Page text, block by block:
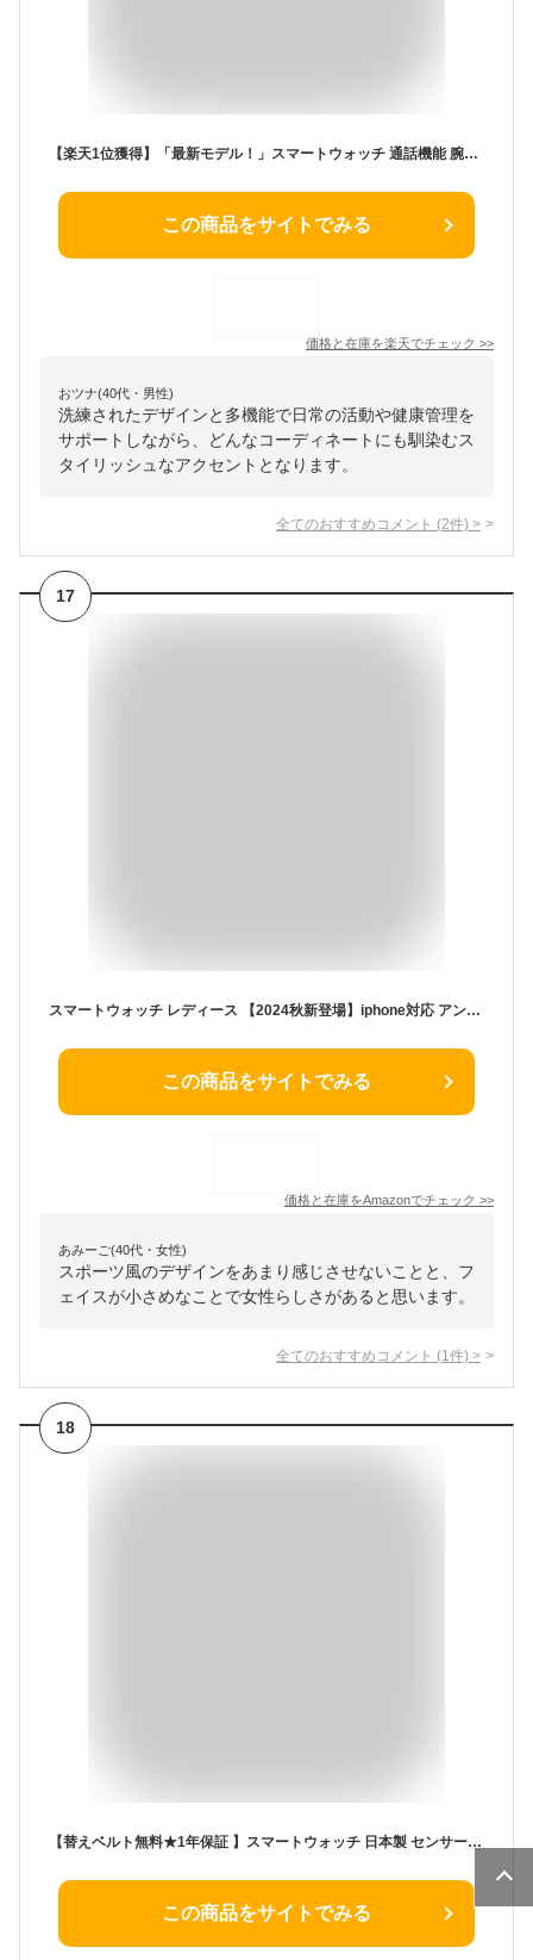
【楽天1位獲得】「最新モデル！」スマートウォッチ 通話機能 腕時計 レディース ブレスレット メンズ 日本製センサー 着信通知 血中酸素 1.81インチ 心拍計 LINE Twitter SNS 運動データ iphone android 睡眠 歩数 IP68 大画面 3ATM防水 睡眠 正規品 父の日 プレゼント
この商品をサイトでみる
価格と在庫を楽天でチェック >>
おツナ(40代・男性)
洗練されたデザインと多機能で日常の活動や健康管理を
サポートしながら、どんなコーディネートにも馴染むス
タイリッシュなアクセントとなります。
全てのおすすめコメント (2件) >
17
スマートウォッチ レディース 【2024秋新登場】iphone対応 アンドロイド対応 1.27インチ Smart Watch 通話機能付き 着信通知 100種類運動モード 300+文字盤自由設定 IP68防水 2種ベルト付き 日本語説明書付き[日本国内ブランド正規品] (pink-1)
この商品をサイトでみる
価格と在庫をAmazonでチェック >>
あみーご(40代・女性)
スポーツ風のデザインをあまり感じさせないことと、フ
ェイスが小さめなことで女性らしさがあると思います。
全てのおすすめコメント (1 件) >
18
【替えベルト無料★1年保証 】スマートウォッチ 日本製 センサー レディース メンズ腕時計 健康管理 iPhone対応 Android 運動モード 天気予報 睡眠検測 防水 line着信通知 ギフト 母父の日 クリスマスプレゼント
この商品をサイトでみる